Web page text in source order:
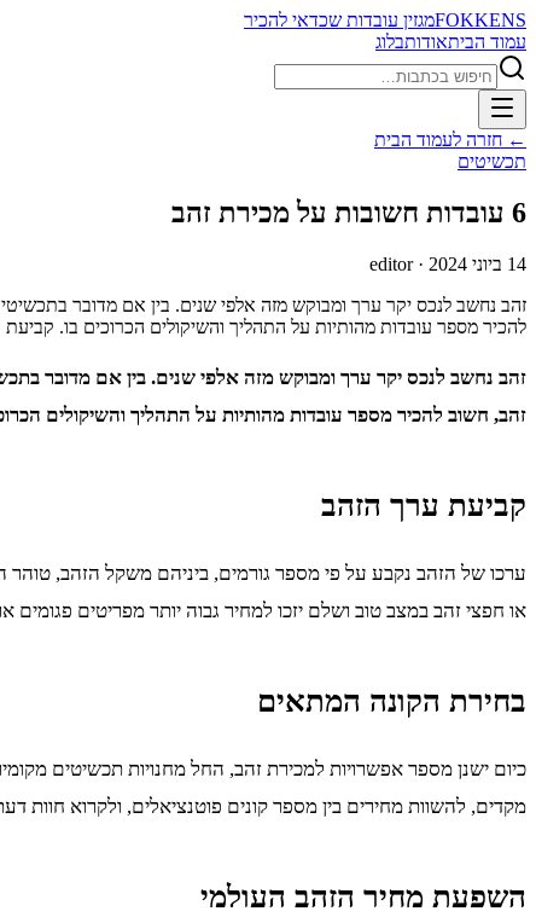
FOKKENSמגזין עובדות שכדאי להכיר
עמוד הביתאודותבלוג
חיפוש
← חזרה לעמוד הבית
תכשיטים
6 עובדות חשובות על מכירת זהב
14 ביוני 2024
· editor
זהב נחשב לנכס יקר ערך ומבוקש מזה אלפי שנים. בין אם מדובר
להכיר מספר עובדות מהותיות על התהליך והשיקולים הכרוכים בו.
זהב נחשב לנכס יקר ערך ומבוקש מזה אלפי שנים. בין אם מדובר
זהב, חשוב להכיר מספר עובדות מהותיות על התהליך והשיקולים
קביעת ערך הזהב
או חפצי זהב במצב טוב ושלם יזכו למחיר גבוה יותר מפריטים
בחירת הקונה המתאים
כיום ישנן מספר אפשרויות למכירת זהב, החל מחנויות תכשיטים
מקדים, להשוות מחירים בין מספר קונים פוטנציאלים, ולקרוא חוות
השפעת מחיר הזהב העולמי